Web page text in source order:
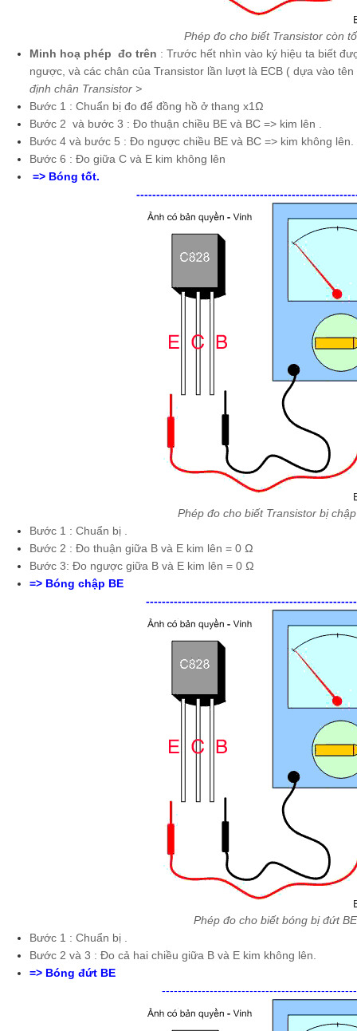
Phép đo cho biết Transistor còn
Minh hoạ phép đo trên : Trước hết nhìn vào ký hiệu ta biết
ngược, và các chân của Transistor lần lượt là ECB ( dựa vào tên
định chân Transistor >
Bước 1 : Chuẩn bị đo để đồng hồ ở thang x1Ω
Bước 2 và bước 3 : Đo thuận chiều BE và BC => kim lên .
Bước 4 và bước 5 : Đo ngược chiều BE và BC => kim không lên.
Bước 6 : Đo giữa C và E kim không lên
=> Bóng tốt.
Phép đo cho biết Transistor bị
Bước 1 : Chuẩn bị .
Bước 2 : Đo thuận giữa B và E kim lên = 0 Ω
Bước 3: Đo ngược giữa B và E kim lên = 0 Ω
=> Bóng chập BE
Phép đo cho biết bóng bị đứt BE
Bước 1 : Chuẩn bị .
Bước 2 và 3 : Đo cả hai chiều giữa B và E kim không lên.
=> Bóng đứt BE